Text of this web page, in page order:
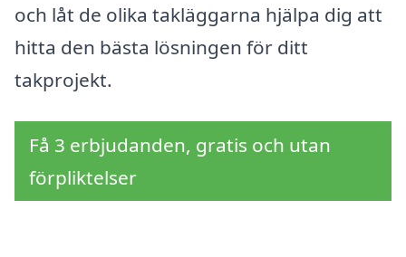
och låt de olika takläggarna hjälpa dig att
hitta den bästa lösningen för ditt
takprojekt.
Få 3 erbjudanden, gratis och utan
förpliktelser